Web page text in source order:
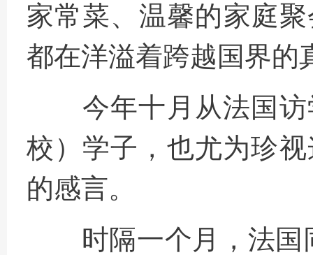
家常菜、温馨的家庭
都在洋溢着跨越国界的
今年十月从法国
校）学子 ， 也尤为珍
的感言。
时隔一个月，法国